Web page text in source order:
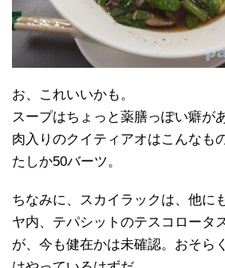
お、これいいかも。
スープはちょっと薬膳っぽい癖が
肉入りのクイティアオはこんなも
たしか50バーツ。
ちなみに、スカイラックは、他に
ヤ内、テパシットのテスコロータ
が、今も健在かは未確認。おそら